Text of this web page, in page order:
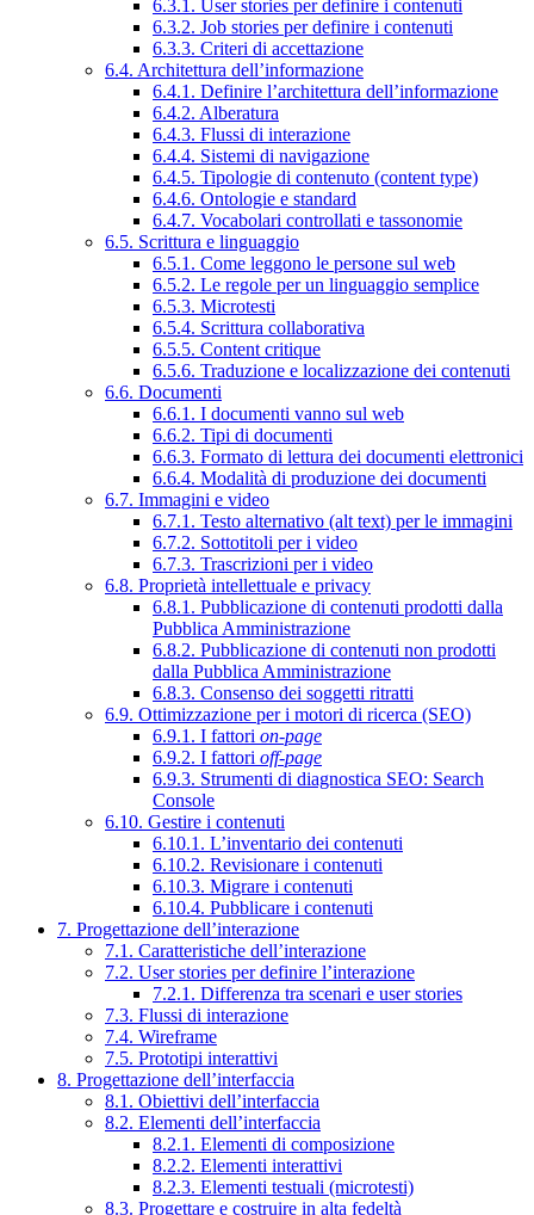
6.3.1. User stories per definire i contenuti
6.3.2. Job stories per definire i contenuti
6.3.3. Criteri di accettazione
6.4. Architettura dell’informazione
6.4.1. Definire l’architettura dell’informazione
6.4.2. Alberatura
6.4.3. Flussi di interazione
6.4.4. Sistemi di navigazione
6.4.5. Tipologie di contenuto (content type)
6.4.6. Ontologie e standard
6.4.7. Vocabolari controllati e tassonomie
6.5. Scrittura e linguaggio
6.5.1. Come leggono le persone sul web
6.5.2. Le regole per un linguaggio semplice
6.5.3. Microtesti
6.5.4. Scrittura collaborativa
6.5.5. Content critique
6.5.6. Traduzione e localizzazione dei contenuti
6.6. Documenti
6.6.1. I documenti vanno sul web
6.6.2. Tipi di documenti
6.6.3. Formato di lettura dei documenti elettronici
6.6.4. Modalità di produzione dei documenti
6.7. Immagini e video
6.7.1. Testo alternativo (alt text) per le immagini
6.7.2. Sottotitoli per i video
6.7.3. Trascrizioni per i video
6.8. Proprietà intellettuale e privacy
6.8.1. Pubblicazione di contenuti prodotti dalla
Pubblica Amministrazione
6.8.2. Pubblicazione di contenuti non prodotti
dalla Pubblica Amministrazione
6.8.3. Consenso dei soggetti ritratti
6.9. Ottimizzazione per i motori di ricerca (SEO)
6.9.1. I fattori on-page
6.9.2. I fattori off-page
6.9.3. Strumenti di diagnostica SEO: Search
Console
6.10. Gestire i contenuti
6.10.1. L’inventario dei contenuti
6.10.2. Revisionare i contenuti
6.10.3. Migrare i contenuti
6.10.4. Pubblicare i contenuti
7. Progettazione dell’interazione
7.1. Caratteristiche dell’interazione
7.2. User stories per definire l’interazione
7.2.1. Differenza tra scenari e user stories
7.3. Flussi di interazione
7.4. Wireframe
7.5. Prototipi interattivi
8. Progettazione dell’interfaccia
8.1. Obiettivi dell’interfaccia
8.2. Elementi dell’interfaccia
8.2.1. Elementi di composizione
8.2.2. Elementi interattivi
8.2.3. Elementi testuali (microtesti)
8.3. Progettare e costruire in alta fedeltà